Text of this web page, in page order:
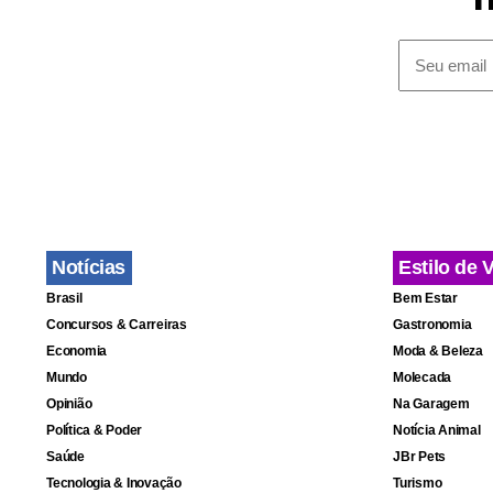
decoração
mas o
flores,
gostos do
A
dia,
Notícias
Brasil
Concursos & Carreiras
Economia
Mundo
Opinião
Política & Poder
Saúde
Tecnologia & Inovação
Estilo de
Bem Estar
Gastronomia
Moda & Beleza
Molecada
Na Garagem
Notícia Animal
JBr Pets
Turismo